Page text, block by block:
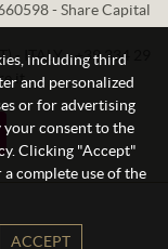
including third
and personalized
or for advertising
consent to the
Clicking "Accept"
complete use of the
ACCEPT
- Share Capital
- ITALY - +39 334 29